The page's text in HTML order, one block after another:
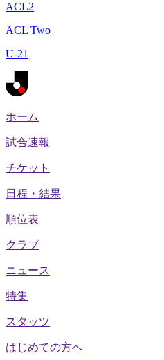
ACL2
ACL Two
U-21
ホーム
試合速報
チケット
日程・結果
順位表
クラブ
ニュース
特集
スタッツ
はじめての方へ